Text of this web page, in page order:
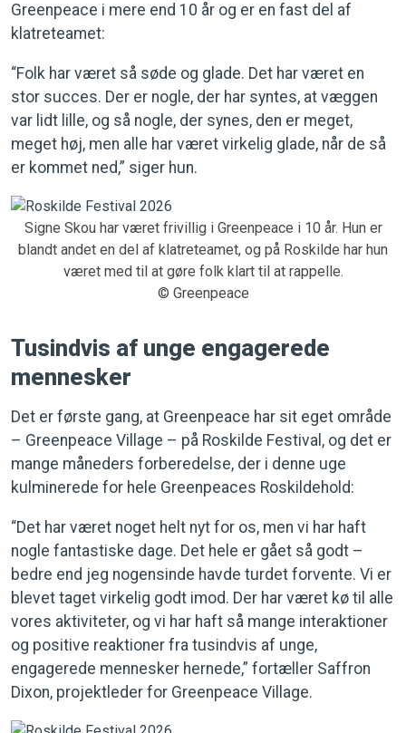
Greenpeace i mere end 10 år og er en fast del af
klatreteamet:
“Folk har været så søde og glade. Det har været en
stor succes. Der er nogle, der har syntes, at væggen
var lidt lille, og så nogle, der synes, den er meget,
meget høj, men alle har været virkelig glade, når de så
er kommet ned,” siger hun.
Signe Skou har været frivillig i Greenpeace i 10 år. Hun er
blandt andet en del af klatreteamet, og på Roskilde har hun
været med til at gøre folk klart til at rappelle.
© Greenpeace
Tusindvis af unge engagerede
mennesker
Det er første gang, at Greenpeace har sit eget område
– Greenpeace Village – på Roskilde Festival, og det er
mange måneders forberedelse, der i denne uge
kulminerede for hele Greenpeaces Roskildehold:
“Det har været noget helt nyt for os, men vi har haft
nogle fantastiske dage. Det hele er gået så godt –
bedre end jeg nogensinde havde turdet forvente. Vi er
blevet taget virkelig godt imod. Der har været kø til alle
vores aktiviteter, og vi har haft så mange interaktioner
og positive reaktioner fra tusindvis af unge,
engagerede mennesker hernede,” fortæller Saffron
Dixon, projektleder for Greenpeace Village.